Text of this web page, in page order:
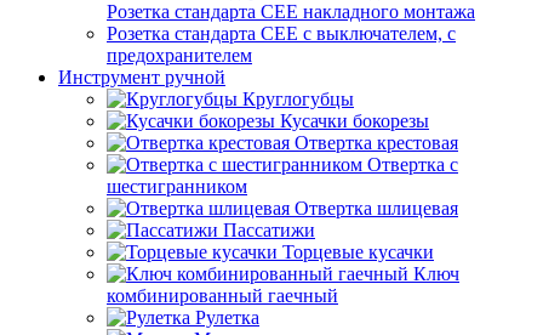
Розетка стандарта СЕЕ накладного монтажа
Розетка стандарта СЕЕ с выключателем, с
предохранителем
Инструмент ручной
Круглогубцы
Кусачки бокорезы
Отвертка крестовая
Отвертка с
шестигранником
Отвертка шлицевая
Пассатижи
Торцевые кусачки
Ключ
комбинированный гаечный
Рулетка